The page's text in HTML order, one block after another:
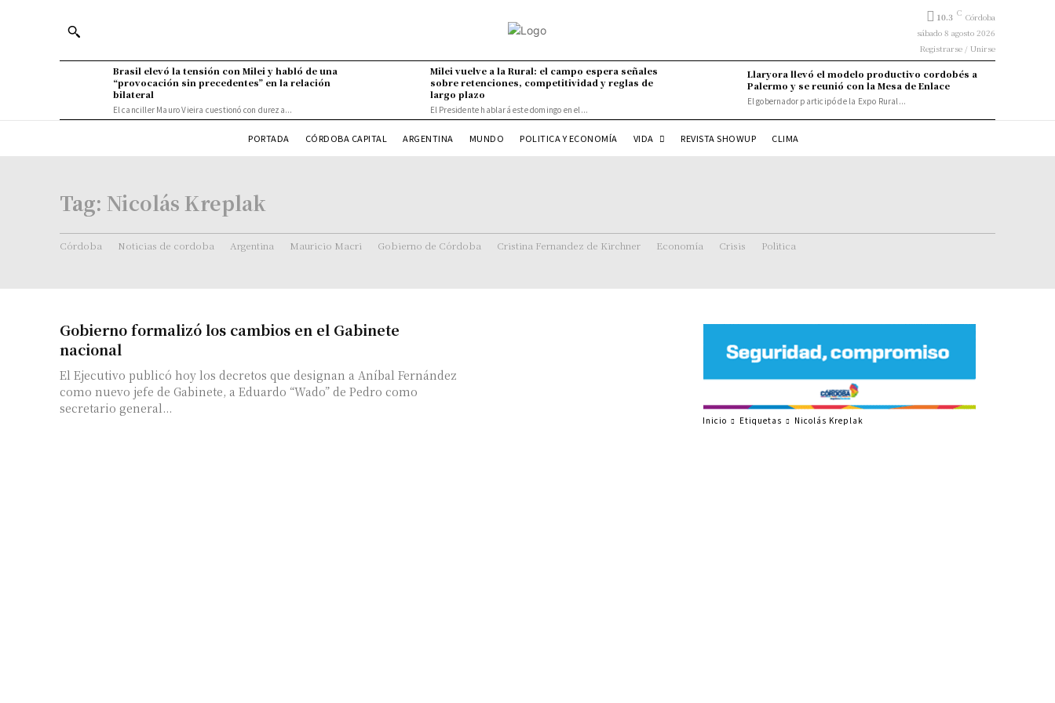
10.3 C Córdoba
sábado 8 agosto 2026
Registrarse / Unirse
Brasil elevó la tensión con Milei y habló de una
“provocación sin precedentes” en la relación
bilateral
El canciller Mauro Vieira cuestionó con dureza...
Milei vuelve a la Rural: el campo espera señales
sobre retenciones, competitividad y reglas de
largo plazo
El Presidente hablará este domingo en el...
Llaryora llevó el modelo productivo cordobés a
Palermo y se reunió con la Mesa de Enlace
El gobernador participó de la Expo Rural...
PORTADA CÓRDOBA CAPITAL ARGENTINA MUNDO POLITICA Y ECONOMÍA VIDA REVISTA SHOWUP CLIMA
Tag: Nicolás Kreplak
Córdoba Noticias de cordoba Argentina Mauricio Macri Gobierno de Córdoba Cristina Fernandez de Kirchner Economía Crisis Politica
Gobierno formalizó los cambios en el Gabinete
nacional
El Ejecutivo publicó hoy los decretos que designan a Aníbal Fernández
como nuevo jefe de Gabinete, a Eduardo “Wado” de Pedro como
secretario general...
Inicio Etiquetas Nicolás Kreplak